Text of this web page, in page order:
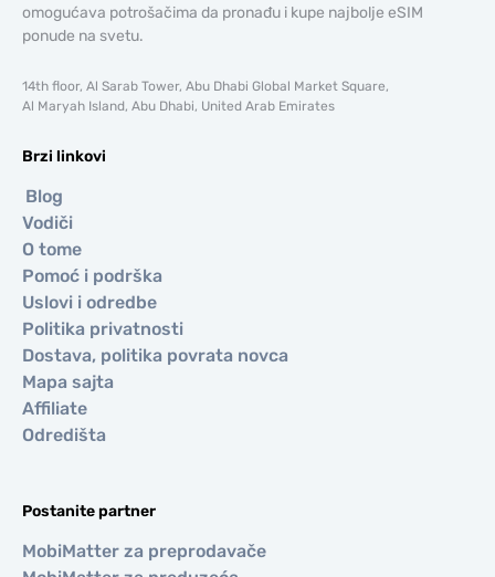
omogućava potrošačima da pronađu i kupe najbolje eSIM
ponude na svetu.
14th floor, Al Sarab Tower, Abu Dhabi Global Market Square,
Al Maryah Island, Abu Dhabi, United Arab Emirates
Brzi linkovi
Blog
Vodiči
O tome
Pomoć i podrška
Uslovi i odredbe
Politika privatnosti
Dostava, politika povrata novca
Mapa sajta
Affiliate
Odredišta
Postanite partner
MobiMatter za preprodavače